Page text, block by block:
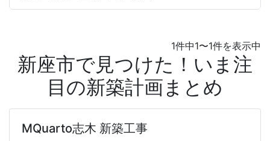
1件中1〜1件を表示中
新座市で見つけた！いま注
目の新築計画まとめ
MQuarto志木 新築工事